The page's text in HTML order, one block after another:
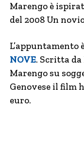
Marengo è
del 2008 Un
L’appuntamento
NOVE. Scritta da
Marengo su
Genovese il film
euro.